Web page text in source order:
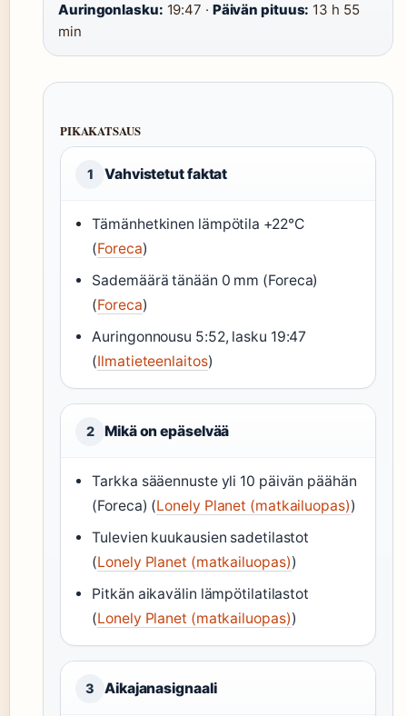
Auringonlasku: 19:47 · Päivän pituus: 13 h 55
min
PIKAKATSAUS
1 Vahvistetut faktat
Tämänhetkinen lämpötila +22°C
(Foreca)
Sademäärä tänään 0 mm (Foreca)
(Foreca)
Auringonnousu 5:52, lasku 19:47
(Ilmatieteenlaitos)
2 Mikä on epäselvää
Tarkka sääennuste yli 10 päivän päähän
(Foreca) (Lonely Planet (matkailuopas))
Tulevien kuukausien sadetilastot
(Lonely Planet (matkailuopas))
Pitkän aikavälin lämpötilatilastot
(Lonely Planet (matkailuopas))
3 Aikajanasignaali